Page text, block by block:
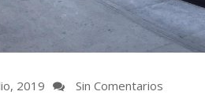
2019 Sin Comentarios